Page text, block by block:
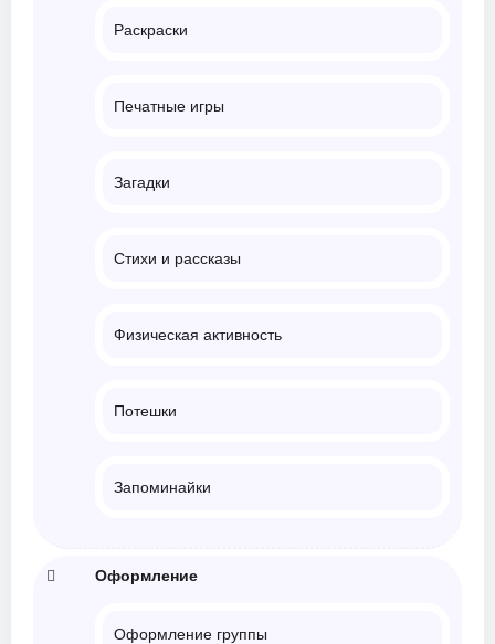
Раскраски
Печатные игры
Загадки
Стихи и рассказы
Физическая активность
Потешки
Запоминайки
Оформление
Оформление группы